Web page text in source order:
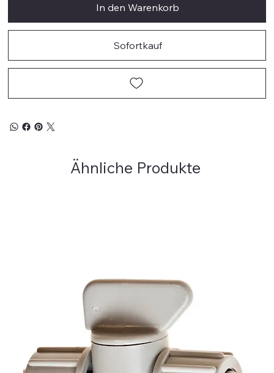
In den Warenkorb
Sofortkauf
Ähnliche Produkte